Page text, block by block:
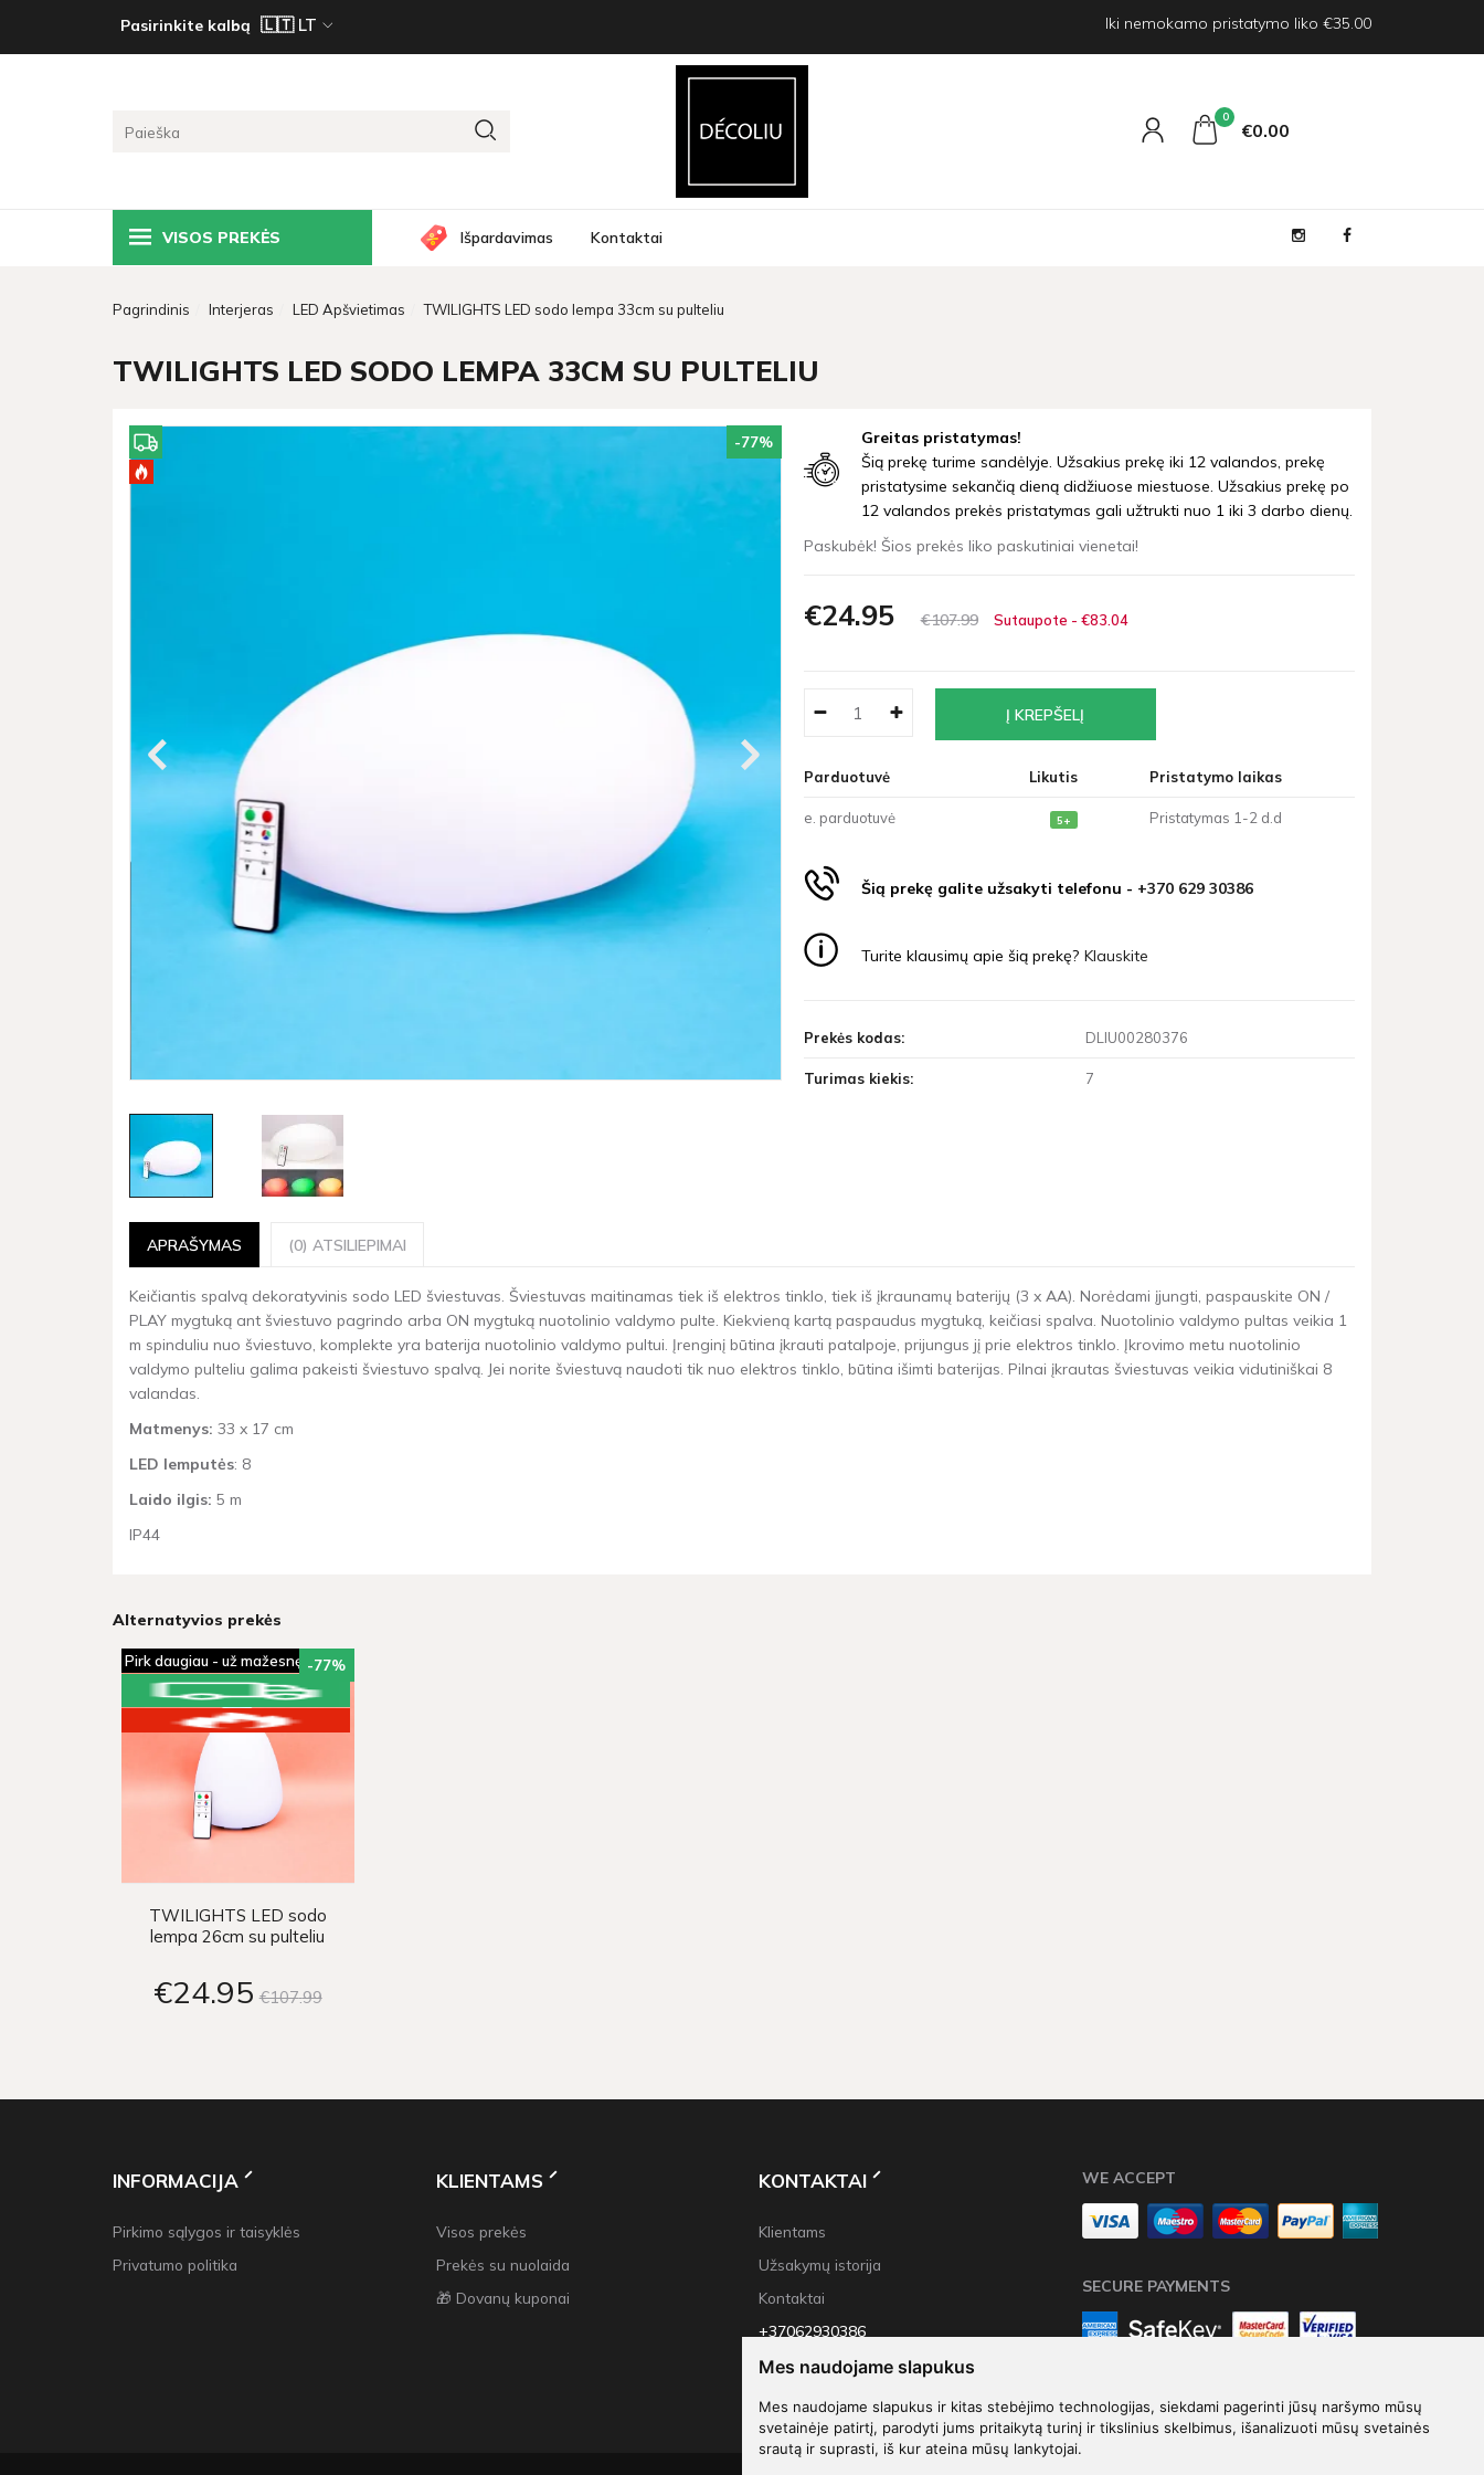
Mes naudojame slapukus
Mes naudojame slapukus ir kitas stebėjimo technologijas, siekdami pagerinti jūsų naršymo mūsų
svetainėje patirtį, parodyti jums pritaikytą turinį ir tikslinius skelbimus, išanalizuoti mūsų svetainės
srautą ir suprasti, iš kur ateina mūsų lankytojai.
Pasirinkite kalbą Iki nemokamo pristatymo liko €35.00
0
€0 00
VISOS PREKĖS Išpardavimas Kontaktai
Pagrindinis Interjeras LED Apšvietimas TWILIGHTS LED sodo lempa 33cm su pulteliu
TWILIGHTS LED SODO LEMPA 33CM SU PULTELIU
-77%
Greitas pristatymas!
Šią prekę turime sandėlyje. Užsakius prekę iki 12 valandos, prekę
pristatysime sekančią dieną didžiuose miestuose. Užsakius prekę po
12 valandos prekės pristatymas gali užtrukti nuo 1 iki 3 darbo dienų.
Paskubėk! Šios prekės liko paskutiniai vienetai!
€24 95 €10799 Sutaupote - €83 04
Parduotuvė Likutis Pristatymo laikas
e. parduotuvė 5+ Pristatymas 1-2 d.d
Šią prekę galite užsakyti telefonu - +370 629 30386
Turite klausimų apie šią prekę? Klauskite
Prekės kodas: DLIU00280376
Turimas kiekis: 7
APRAŠYMAS (0) ATSILIEPIMAI
Keičiantis spalvą dekoratyvinis sodo LED šviestuvas. Šviestuvas maitinamas tiek iš elektros tinklo, tiek iš įkraunamų baterijų (3 x AA). Norėdami įjungti, paspauskite ON /
PLAY mygtuką ant šviestuvo pagrindo arba ON mygtuką nuotolinio valdymo pulte. Kiekvieną kartą paspaudus mygtuką, keičiasi spalva. Nuotolinio valdymo pultas veikia 1
m spinduliu nuo šviestuvo, komplekte yra baterija nuotolinio valdymo pultui. Įrenginį būtina įkrauti patalpoje, prijungus jį prie elektros tinklo. Įkrovimo metu nuotolinio
valdymo pulteliu galima pakeisti šviestuvo spalvą. Jei norite šviestuvą naudoti tik nuo elektros tinklo, būtina išimti baterijas. Pilnai įkrautas šviestuvas veikia vidutiniškai 8
valandas.
Matmenys: 33 x 17 cm
LED lemputės: 8
Laido ilgis: 5 m
IP44
Alternatyvios prekės
Pirk daugiau - už mažesnę kainą!
-77%
TWILIGHTS LED sodo
lempa 26cm su pulteliu
€24 95 €10799
INFORMACIJA
Pirkimo sąlygos ir taisyklės
Privatumo politika
KLIENTAMS
Visos prekės
Prekės su nuolaida
🎁 Dovanų kuponai
KONTAKTAI
Klientams
Užsakymų istorija
Kontaktai
+37062930386
info@decoliu.com
WE ACCEPT
SECURE PAYMENTS